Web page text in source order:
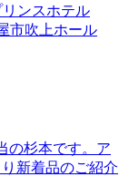
ンスホテル
市吹上ホール
の杉本です。ア
新着品のご紹介